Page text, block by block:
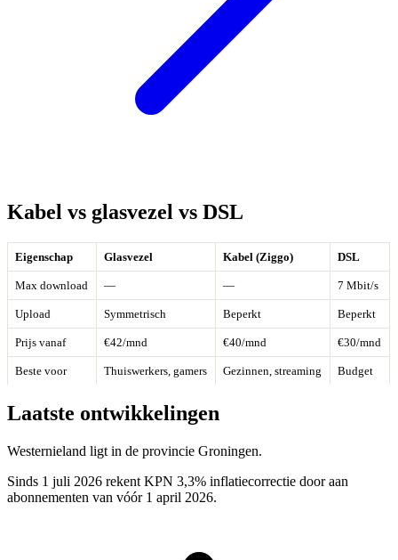
Kabel vs glasvezel vs DSL
Eigenschap Glasvezel Kabel (Ziggo) DSL
Max download — — 7 Mbit/s
Upload Symmetrisch Beperkt Beperkt
Prijs vanaf €42/mnd €40/mnd €30/mnd
Beste voor Thuiswerkers, gamers Gezinnen, streaming Budget
Laatste ontwikkelingen
Westernieland ligt in de provincie Groningen.
Sinds 1 juli 2026 rekent KPN 3,3% inflatiecorrectie door aan
abonnementen van vóór 1 april 2026.